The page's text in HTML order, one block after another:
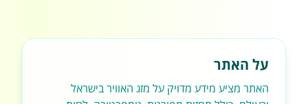
על האתר
האתר מציע מידע מדויק על מזג האוויר בישראל